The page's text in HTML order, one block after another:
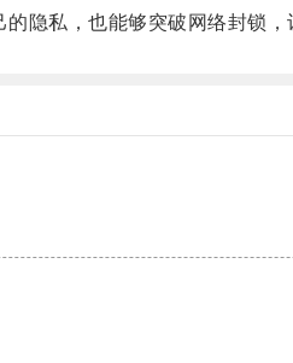
私，也能够突破网络封锁，